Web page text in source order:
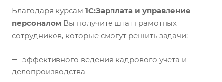
Благодаря курсам 1С:Зарплата и управление
персоналом Вы получите штат грамотных
сотрудников, которые смогут решить задачи:
эффективного ведения кадрового учета и
делопроизводства